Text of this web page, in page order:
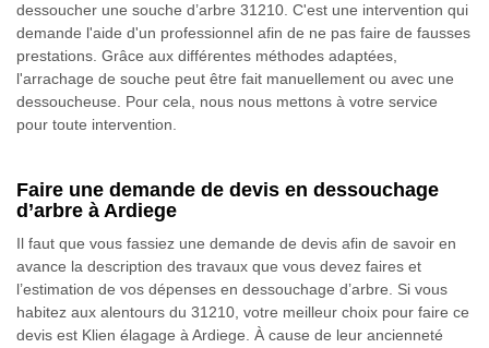
dessoucher une souche d’arbre 31210. C'est une intervention qui
demande l'aide d'un professionnel afin de ne pas faire de fausses
prestations. Grâce aux différentes méthodes adaptées,
l'arrachage de souche peut être fait manuellement ou avec une
dessoucheuse. Pour cela, nous nous mettons à votre service
pour toute intervention.
Faire une demande de devis en dessouchage
d’arbre à Ardiege
Il faut que vous fassiez une demande de devis afin de savoir en
avance la description des travaux que vous devez faires et
l’estimation de vos dépenses en dessouchage d’arbre. Si vous
habitez aux alentours du 31210, votre meilleur choix pour faire ce
devis est Klien élagage à Ardiege. À cause de leur ancienneté